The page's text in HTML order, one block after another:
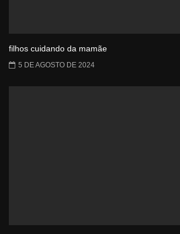
filhos cuidando da mamãe
5 DE AGOSTO DE 2024